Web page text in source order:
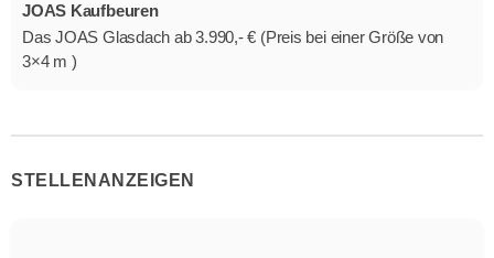
JOAS Kaufbeuren
Das JOAS Glasdach ab 3.990,- € (Preis bei einer Größe von
3×4 m )
STELLENANZEIGEN